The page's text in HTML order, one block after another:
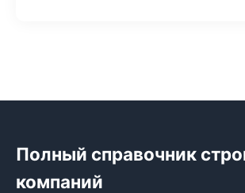
Полный справочник
компаний